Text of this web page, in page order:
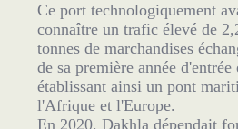
Ce port technologiquement
connaître un trafic élevé de
tonnes de marchandises
de sa première année d'entrée
établissant ainsi un pont
l'Afrique et l'Europe.
En 2020, Dakhla dépendait